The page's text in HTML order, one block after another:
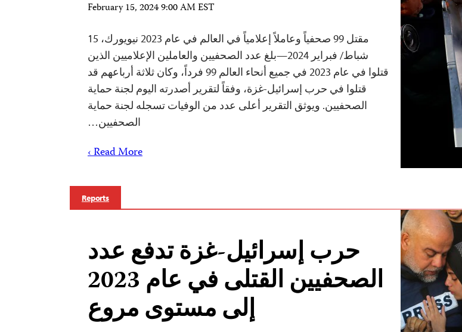
February 15, 2024 9:00 AM EST
مقتل 99 صحفياً وعاملاً إعلامياً في العالم في عام 2023 نيويورك، 15
شباط/ فبراير 2024—بلغ عدد الصحفيين والعاملين الإعلاميين الذين
قتلوا في عام 2023 في جميع أنحاء العالم 99 فرداً، وكان ثلاثة أرباعهم قد
قتلوا في حرب إسرائيل-غزة، وفقاً لتقرير أصدرته اليوم لجنة حماية
الصحفيين. ويوثق التقرير أعلى عدد من الوفيات تسجله لجنة حماية
الصحفيين…
Read More ›
Reports
حرب إسرائيل-غزة تدفع عدد
الصحفيين القتلى في عام 2023
إلى مستوى مروع